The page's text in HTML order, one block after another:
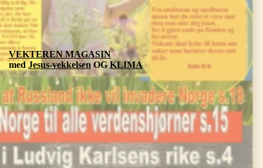
VEKTEREN MAGASIN
med Jesus-vekkelsen OGKLIMA